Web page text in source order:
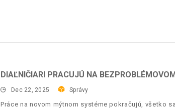
DIAĽNIČIARI PRACUJÚ NA
Dec 22, 2025 Správy
Práce na novom mýtnom systéme pokračujú, všetko